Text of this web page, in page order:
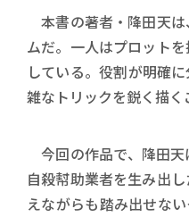
本書の著者・降田天
ムだ。一人はプロット
している。役割が明確
雑なトリックを鋭く描く
今回の作品で、降田
自殺幇助業者を生み出
えながらも踏み出せな